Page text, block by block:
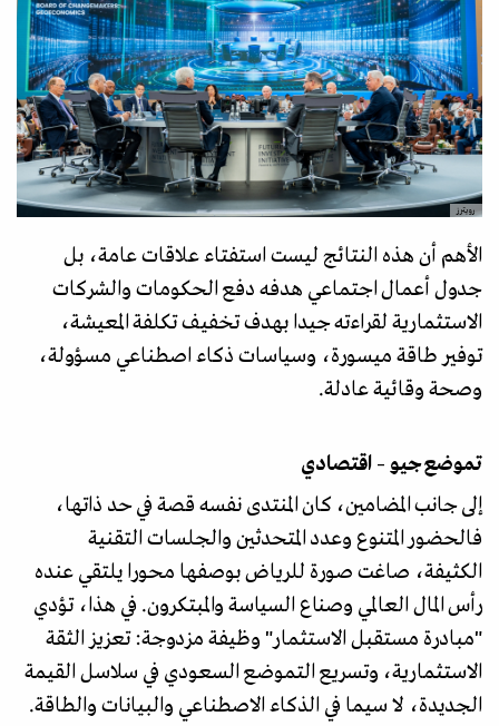
رويترز
الأهم أن هذه النتائج ليست استفتاء علاقات عامة، بل
جدول أعمال اجتماعي هدفه دفع الحكومات والشركات
الاستثمارية لقراءته جيدا بهدف تخفيف تكلفة المعيشة،
توفير طاقة ميسورة، وسياسات ذكاء اصطناعي مسؤولة،
وصحة وقائية عادلة.
تموضع جيو – اقتصادي
إلى جانب المضامين، كان المنتدى نفسه قصة في حد ذاتها،
فالحضور المتنوع وعدد المتحدثين والجلسات التقنية
الكثيفة، صاغت صورة للرياض بوصفها محورا يلتقي عنده
رأس المال العالمي وصناع السياسة والمبتكرون. في هذا، تؤدي
"مبادرة مستقبل الاستثمار" وظيفة مزدوجة: تعزيز الثقة
الاستثمارية، وتسريع التموضع السعودي في سلاسل القيمة
الجديدة، لا سيما في الذكاء الاصطناعي والبيانات والطاقة.